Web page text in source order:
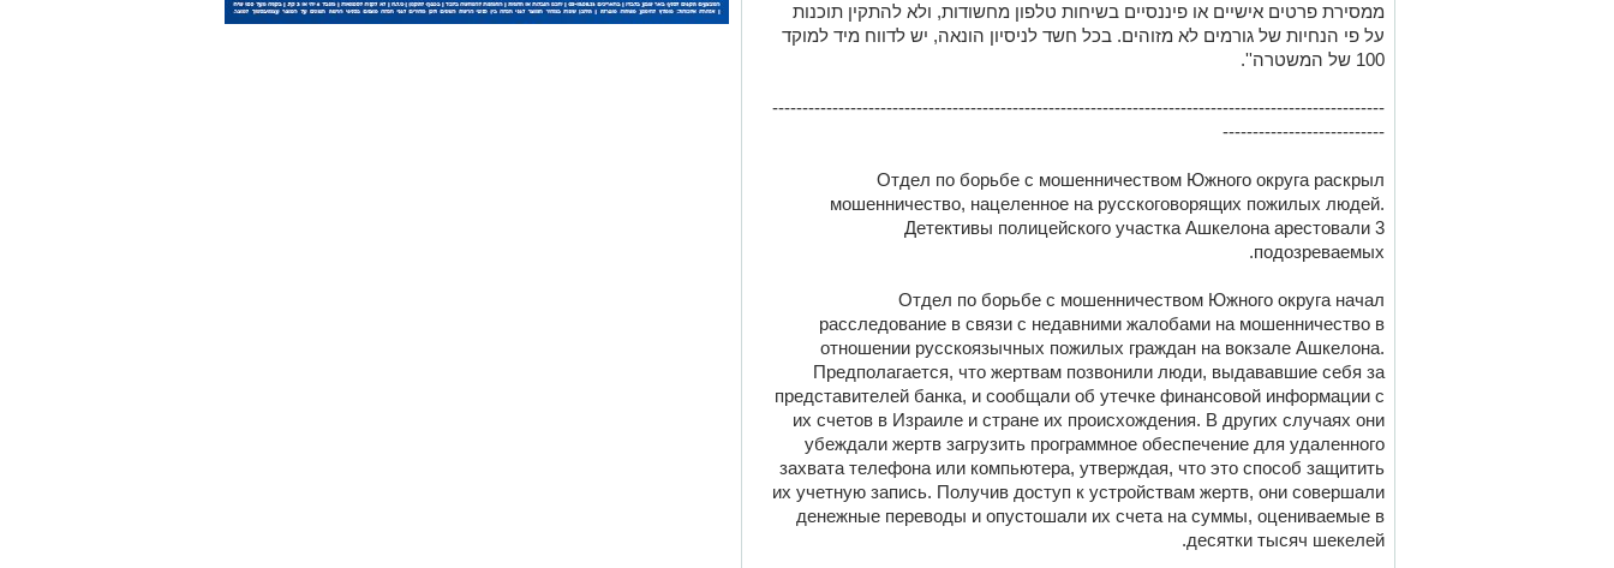
ממסירת פרטים אישיים או פיננסיים בשיחות טלפון מחשודות, ולא להתקין תוכנות
על פי הנחיות של גורמים לא מזוהים. בכל חשד לניסיון הונאה, יש לדווח מיד למוקד
100 של המשטרה''.
------------------------------------------------------------------------------------------------------
---------------------------
Отдел по борьбе с мошенничеством Южного округа раскрыл
мошенничество, нацеленное на русскоговорящих пожилых людей.
Детективы полицейского участка Ашкелона арестовали 3
подозреваемых.
Отдел по борьбе с мошенничеством Южного округа начал
расследование в связи с недавними жалобами на мошенничество в
отношении русскоязычных пожилых граждан на вокзале Ашкелона.
Предполагается, что жертвам позвонили люди, выдававшие себя за
представителей банка, и сообщали об утечке финансовой информации с
их счетов в Израиле и стране их происхождения. В других случаях они
убеждали жертв загрузить программное обеспечение для удаленного
захвата телефона или компьютера, утверждая, что это способ защитить
их учетную запись. Получив доступ к устройствам жертв, они совершали
денежные переводы и опустошали их счета на суммы, оцениваемые в
десятки тысяч шекелей.